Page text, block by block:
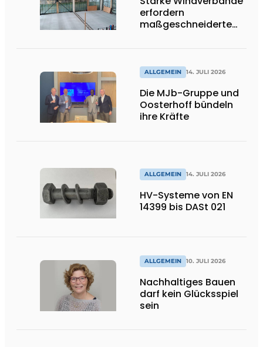
erfordern
maßgeschneiderte
ALLGEMEIN 14. JULI 2026
Die MJb-Gruppe und
Oosterhoff bündeln
ihre Kräfte
ALLGEMEIN 14. JULI 2026
HV-Systeme von EN
14399 bis DASt 021
ALLGEMEIN 10. JULI 2026
Nachhaltiges Bauen
darf kein Glücksspiel
sein